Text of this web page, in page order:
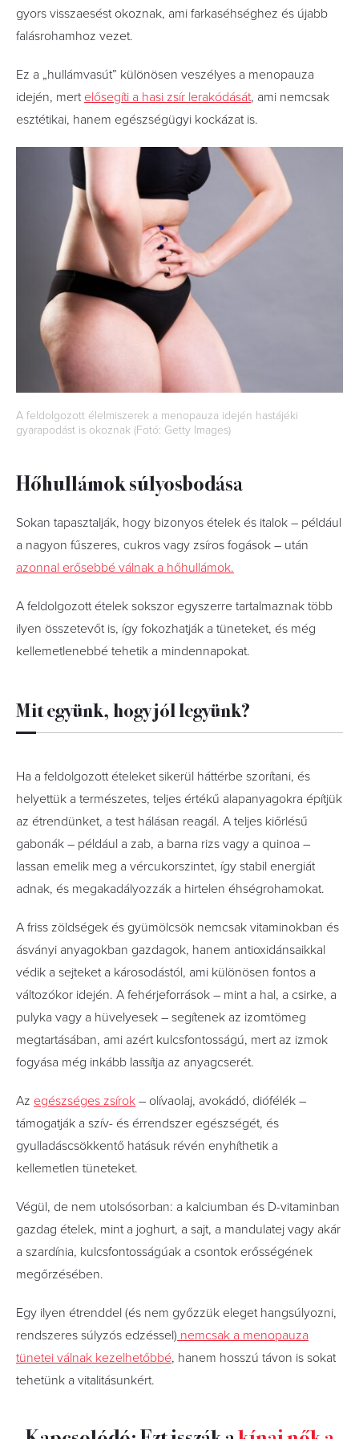
gyors visszaesést okoznak, ami farkaséhséghez és újabb
falásrohamhoz vezet.
Ez a „hullámvasút” különösen veszélyes a menopauza
idején, mert elősegíti a hasi zsír lerakódását, ami nemcsak
esztétikai, hanem egészségügyi kockázat is.
A feldolgozott élelmiszerek a menopauza idején hastájéki
gyarapodást is okoznak (Fotó: Getty Images)
Hőhullámok súlyosbodása
Sokan tapasztalják, hogy bizonyos ételek és italok – például
a nagyon fűszeres, cukros vagy zsíros fogások – után
azonnal erősebbé válnak a hőhullámok.
A feldolgozott ételek sokszor egyszerre tartalmaznak több
ilyen összetevőt is, így fokozhatják a tüneteket, és még
kellemetlenebbé tehetik a mindennapokat.
Mit együnk, hogy jól legyünk?
Ha a feldolgozott ételeket sikerül háttérbe szorítani, és
helyettük a természetes, teljes értékű alapanyagokra építjük
az étrendünket, a test hálásan reagál. A teljes kiőrlésű
gabonák – például a zab, a barna rizs vagy a quinoa –
lassan emelik meg a vércukorszintet, így stabil energiát
adnak, és megakadályozzák a hirtelen éhségrohamokat.
A friss zöldségek és gyümölcsök nemcsak vitaminokban és
ásványi anyagokban gazdagok, hanem antioxidánsaikkal
védik a sejteket a károsodástól, ami különösen fontos a
változókor idején. A fehérjeforrások – mint a hal, a csirke, a
pulyka vagy a hüvelyesek – segítenek az izomtömeg
megtartásában, ami azért kulcsfontosságú, mert az izmok
fogyása még inkább lassítja az anyagcserét.
Az egészséges zsírok – olívaolaj, avokádó, diófélék –
támogatják a szív- és érrendszer egészségét, és
gyulladáscsökkentő hatásuk révén enyhíthetik a
kellemetlen tüneteket.
Végül, de nem utolsósorban: a kalciumban és D-vitaminban
gazdag ételek, mint a joghurt, a sajt, a mandulatej vagy akár
a szardínia, kulcsfontosságúak a csontok erősségének
megőrzésében.
Egy ilyen étrenddel (és nem győzzük eleget hangsúlyozni,
rendszeres súlyzós edzéssel) nemcsak a menopauza
tünetei válnak kezelhetőbbé, hanem hosszú távon is sokat
tehetünk a vitalitásunkért.